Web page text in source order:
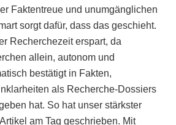
Faktentreue und unumgänglichen
sorgt dafür, dass das geschieht.
Recherchezeit erspart, da
allein, autonom und
bestätigt in Fakten,
als Recherche-Dossiers
hat. So hat unser stärkster
am Tag geschrieben. Mit